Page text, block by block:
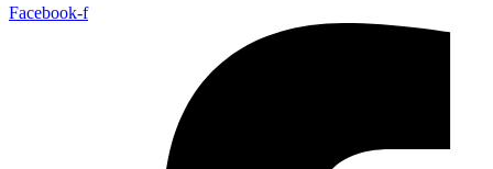
Facebook-f